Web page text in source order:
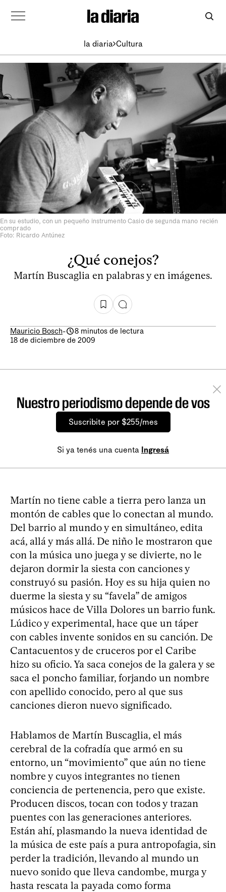
la diaria Cultura
En su estudio, con un pequeño instrumento Casio de segunda mano recién
comprado
Foto: Ricardo Antúnez
¿Qué conejos?
Martín Buscaglia en palabras y en imágenes.
Mauricio Bosch-
8 minutos de lectura
18 de diciembre de 2009
Nuestro periodismo depende de vos
Suscribite por $255/mes
Si ya tenés una cuenta Ingresá
Martín no tiene cable a tierra pero lanza un
montón de cables que lo conectan al mundo.
Del barrio al mundo y en simultáneo, edita
acá, allá y más allá. De niño le mostraron que
con la música uno juega y se divierte, no le
dejaron dormir la siesta con canciones y
construyó su pasión. Hoy es su hija quien no
duerme la siesta y su “favela” de amigos
músicos hace de Villa Dolores un barrio funk.
Lúdico y experimental, hace que un táper
con cables invente sonidos en su canción. De
Cantacuentos y de cruceros por el Caribe
hizo su oficio. Ya saca conejos de la galera y se
saca el poncho familiar, forjando un nombre
con apellido conocido, pero al que sus
canciones dieron nuevo significado.
Hablamos de Martín Buscaglia, el más
cerebral de la cofradía que armó en su
entorno, un “movimiento” que aún no tiene
nombre y cuyos integrantes no tienen
conciencia de pertenencia, pero que existe.
Producen discos, tocan con todos y trazan
puentes con las generaciones anteriores.
Están ahí, plasmando la nueva identidad de
la música de este país a pura antropofagia, sin
perder la tradición, llevando al mundo un
nuevo sonido que lleva candombe, murga y
hasta rescata la payada como forma